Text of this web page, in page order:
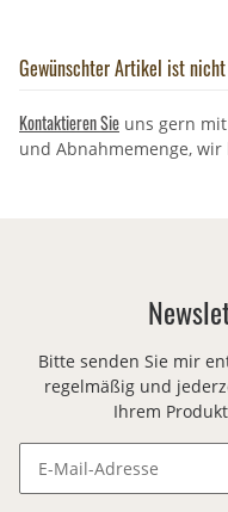
Gewünschter Artikel ist
Kontaktieren Sie uns gern
und Abnahmemenge,
Bitte senden Sie mir
regelmäßig und
Ihrem